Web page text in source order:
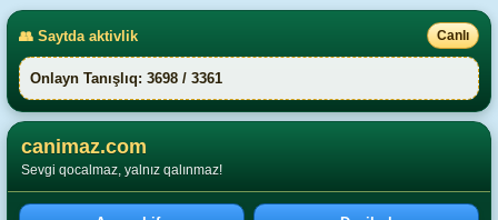
👥 Saytda aktivlik Canlı
Onlayn Tanışlıq: 3698 / 3361
canimaz.com
Sevgi qocalmaz, yalnız qalınmaz!